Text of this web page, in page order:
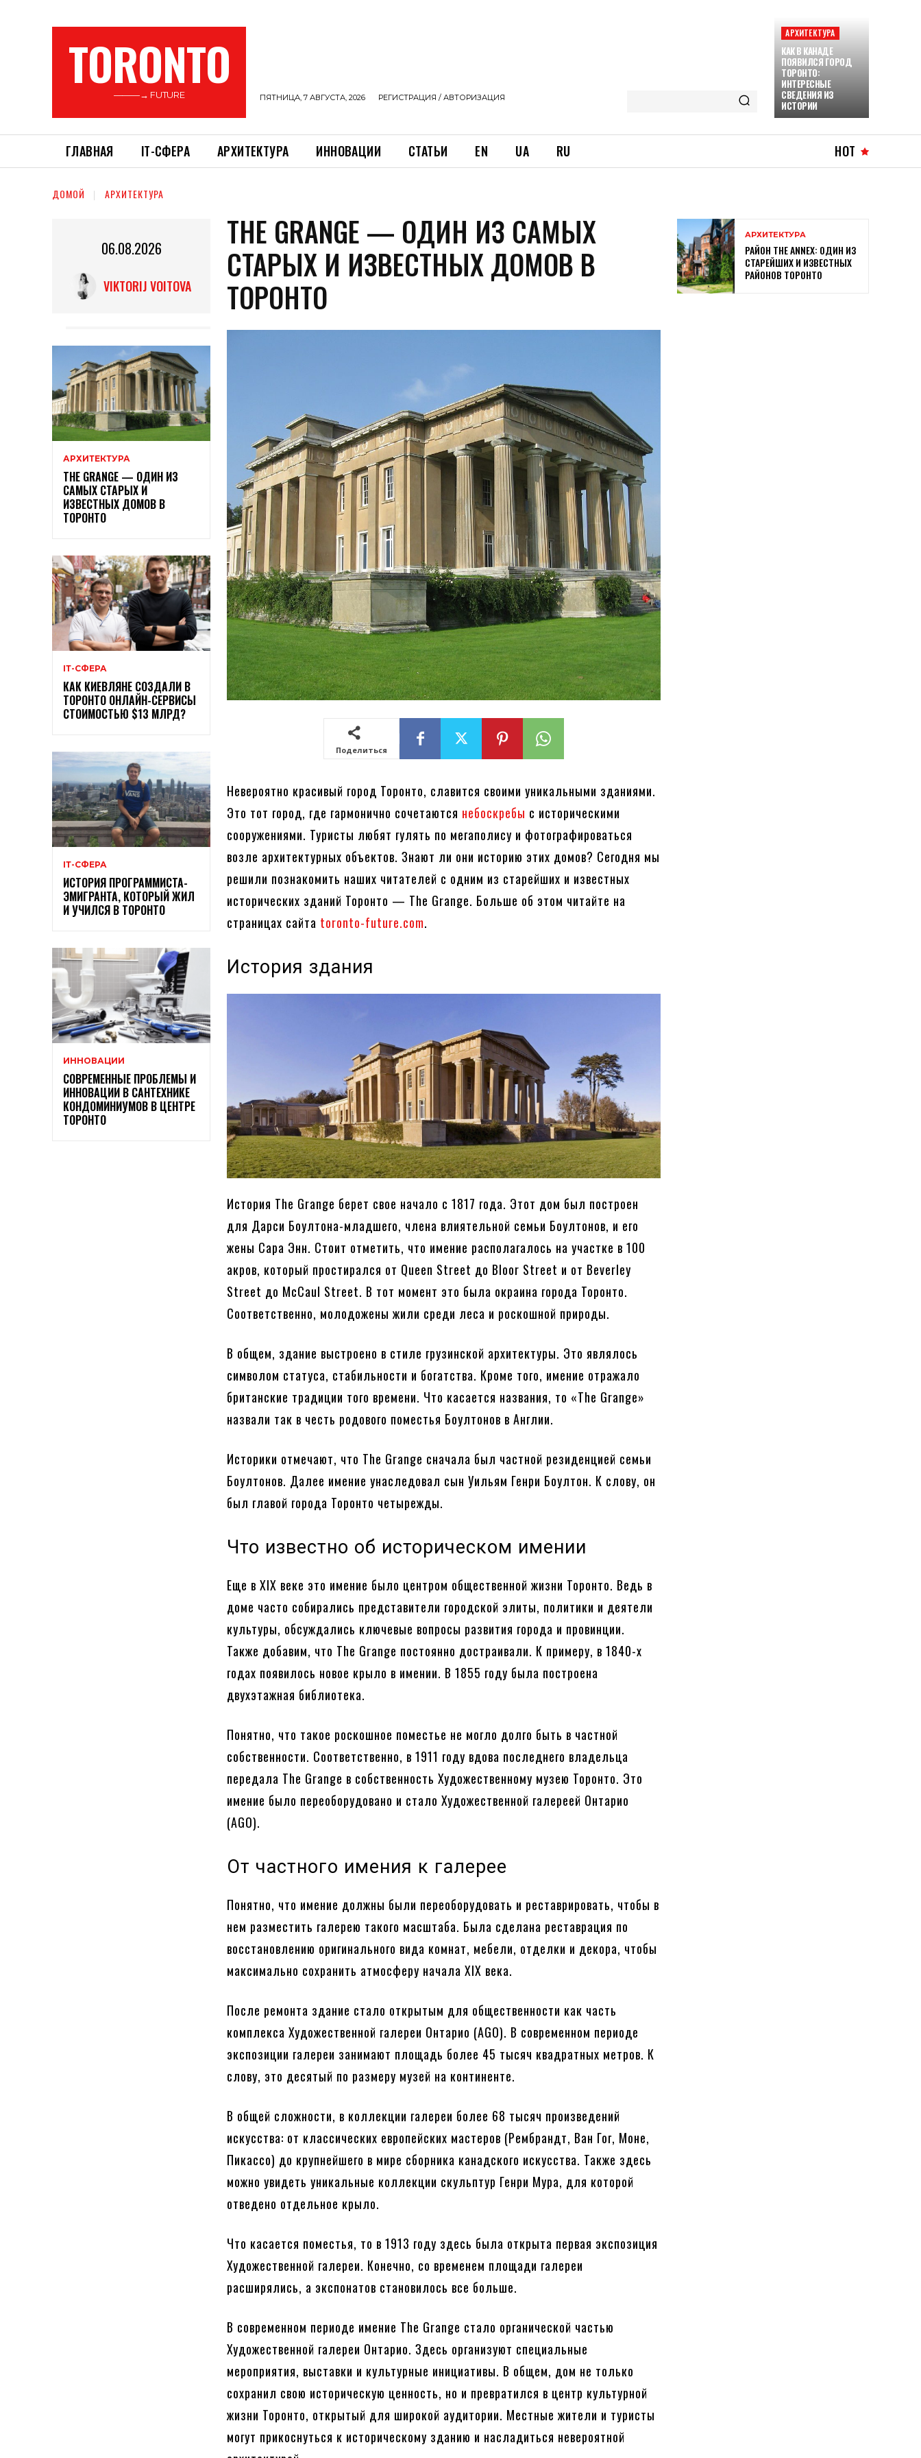
TORONTO
———→ FUTURE ПЯТНИЦА, 7 АВГУСТА, 2026 РЕГИСТРАЦИЯ / АВТОРИЗАЦИЯ
АРХИТЕКТУРА
КАК В КАНАДЕ
ПОЯВИЛСЯ ГОРОД
ТОРОНТО:
ИНТЕРЕСНЫЕ
СВЕДЕНИЯ ИЗ
ИСТОРИИ
ГЛАВНАЯ ІТ-СФЕРА АРХИТЕКТУРА ИННОВАЦИИ СТАТЬИ EN UA RU HOT
ДОМОЙ АРХИТЕКТУРА
06.08.2026
VIKTORIJ VOITOVA
АРХИТЕКТУРА
THE GRANGE — ОДИН ИЗ
САМЫХ СТАРЫХ И
ИЗВЕСТНЫХ ДОМОВ В
ТОРОНТО
ІТ-СФЕРА
КАК КИЕВЛЯНЕ СОЗДАЛИ В
ТОРОНТО ОНЛАЙН-СЕРВИСЫ
СТОИМОСТЬЮ $13 МЛРД?
ІТ-СФЕРА
ИСТОРИЯ ПРОГРАММИСТА-
ЭМИГРАНТА, КОТОРЫЙ ЖИЛ
И УЧИЛСЯ В ТОРОНТО
ИННОВАЦИИ
СОВРЕМЕННЫЕ ПРОБЛЕМЫ И
ИННОВАЦИИ В САНТЕХНИКЕ
КОНДОМИНИУМОВ В ЦЕНТРЕ
ТОРОНТО
THE GRANGE — ОДИН ИЗ САМЫХ
СТАРЫХ И ИЗВЕСТНЫХ ДОМОВ В
ТОРОНТО
Поделиться
Невероятно красивый город Торонто, славится своими уникальными зданиями.
Это тот город, где гармонично сочетаются небоскребы с историческими
сооружениями. Туристы любят гулять по мегаполису и фотографироваться
возле архитектурных объектов. Знают ли они историю этих домов? Сегодня мы
решили познакомить наших читателей с одним из старейших и известных
исторических зданий Торонто — The Grange. Больше об этом читайте на
страницах сайта toronto-future.com.
История здания
История The Grange берет свое начало с 1817 года. Этот дом был построен
для Дарси Боултона-младшего, члена влиятельной семьи Боултонов, и его
жены Сара Энн. Стоит отметить, что имение располагалось на участке в 100
акров, который простирался от Queen Street до Bloor Street и от Beverley
Street до McCaul Street. В тот момент это была окраина города Торонто.
Соответственно, молодожены жили среди леса и роскошной природы.
В общем, здание выстроено в стиле грузинской архитектуры. Это являлось
символом статуса, стабильности и богатства. Кроме того, имение отражало
британские традиции того времени. Что касается названия, то «The Grange»
назвали так в честь родового поместья Боултонов в Англии.
Историки отмечают, что The Grange сначала был частной резиденцией семьи
Боултонов. Далее имение унаследовал сын Уильям Генри Боултон. К слову, он
был главой города Торонто четырежды.
Что известно об историческом имении
Еще в XIX веке это имение было центром общественной жизни Торонто. Ведь в
доме часто собирались представители городской элиты, политики и деятели
культуры, обсуждались ключевые вопросы развития города и провинции.
Также добавим, что The Grange постоянно достраивали. К примеру, в 1840-х
годах появилось новое крыло в имении. В 1855 году была построена
двухэтажная библиотека.
Понятно, что такое роскошное поместье не могло долго быть в частной
собственности. Соответственно, в 1911 году вдова последнего владельца
передала The Grange в собственность Художественному музею Торонто. Это
имение было переоборудовано и стало Художественной галереей Онтарио
(AGO).
От частного имения к галерее
Понятно, что имение должны были переоборудовать и реставрировать, чтобы в
нем разместить галерею такого масштаба. Была сделана реставрация по
восстановлению оригинального вида комнат, мебели, отделки и декора, чтобы
максимально сохранить атмосферу начала XIX века.
После ремонта здание стало открытым для общественности как часть
комплекса Художественной галереи Онтарио (AGO). В современном периоде
экспозиции галереи занимают площадь более 45 тысяч квадратных метров. К
слову, это десятый по размеру музей на континенте.
В общей сложности, в коллекции галереи более 68 тысяч произведений
искусства: от классических европейских мастеров (Рембрандт, Ван Гог, Моне,
Пикассо) до крупнейшего в мире сборника канадского искусства. Также здесь
можно увидеть уникальные коллекции скульптур Генри Мура, для которой
отведено отдельное крыло.
Что касается поместья, то в 1913 году здесь была открыта первая экспозиция
Художественной галереи. Конечно, со временем площади галереи
расширялись, а экспонатов становилось все больше.
В современном периоде имение The Grange стало органической частью
Художественной галереи Онтарио. Здесь организуют специальные
мероприятия, выставки и культурные инициативы. В общем, дом не только
сохранил свою историческую ценность, но и превратился в центр культурной
жизни Торонто, открытый для широкой аудитории. Местные жители и туристы
могут прикоснуться к историческому зданию и насладиться невероятной
АРХИТЕКТУРА
РАЙОН THE ANNEX: ОДИН ИЗ
СТАРЕЙШИХ И ИЗВЕСТНЫХ
РАЙОНОВ ТОРОНТО